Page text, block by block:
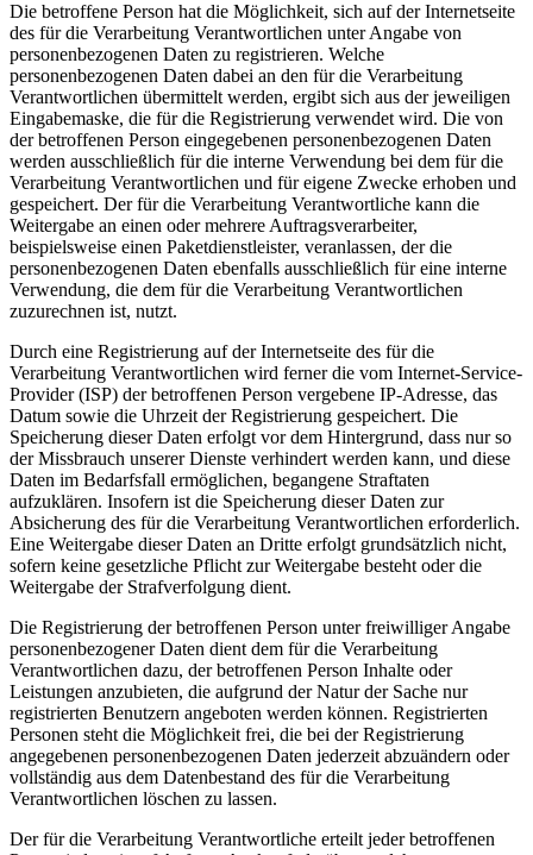
Die betroffene Person hat die Möglichkeit, sich auf der Internetseite
des für die Verarbeitung Verantwortlichen unter Angabe von
personenbezogenen Daten zu registrieren. Welche
personenbezogenen Daten dabei an den für die Verarbeitung
Verantwortlichen übermittelt werden, ergibt sich aus der jeweiligen
Eingabemaske, die für die Registrierung verwendet wird. Die von
der betroffenen Person eingegebenen personenbezogenen Daten
werden ausschließlich für die interne Verwendung bei dem für die
Verarbeitung Verantwortlichen und für eigene Zwecke erhoben und
gespeichert. Der für die Verarbeitung Verantwortliche kann die
Weitergabe an einen oder mehrere Auftragsverarbeiter,
beispielsweise einen Paketdienstleister, veranlassen, der die
personenbezogenen Daten ebenfalls ausschließlich für eine interne
Verwendung, die dem für die Verarbeitung Verantwortlichen
zuzurechnen ist, nutzt.
Durch eine Registrierung auf der Internetseite des für die
Verarbeitung Verantwortlichen wird ferner die vom Internet-Service-
Provider (ISP) der betroffenen Person vergebene IP-Adresse, das
Datum sowie die Uhrzeit der Registrierung gespeichert. Die
Speicherung dieser Daten erfolgt vor dem Hintergrund, dass nur so
der Missbrauch unserer Dienste verhindert werden kann, und diese
Daten im Bedarfsfall ermöglichen, begangene Straftaten
aufzuklären. Insofern ist die Speicherung dieser Daten zur
Absicherung des für die Verarbeitung Verantwortlichen erforderlich.
Eine Weitergabe dieser Daten an Dritte erfolgt grundsätzlich nicht,
sofern keine gesetzliche Pflicht zur Weitergabe besteht oder die
Weitergabe der Strafverfolgung dient.
Die Registrierung der betroffenen Person unter freiwilliger Angabe
personenbezogener Daten dient dem für die Verarbeitung
Verantwortlichen dazu, der betroffenen Person Inhalte oder
Leistungen anzubieten, die aufgrund der Natur der Sache nur
registrierten Benutzern angeboten werden können. Registrierten
Personen steht die Möglichkeit frei, die bei der Registrierung
angegebenen personenbezogenen Daten jederzeit abzuändern oder
vollständig aus dem Datenbestand des für die Verarbeitung
Verantwortlichen löschen zu lassen.
Der für die Verarbeitung Verantwortliche erteilt jeder betroffenen